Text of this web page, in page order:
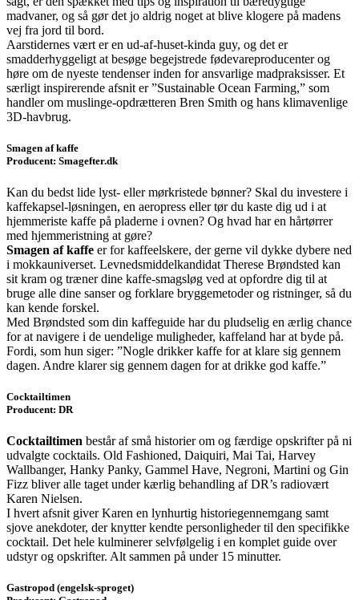
madvaner, og så gør det jo aldrig noget at blive klogere på madens
vej fra jord til bord.
Aarstidernes vært er en ud-af-huset-kinda guy, og det er
smadderhyggeligt at besøge begejstrede fødevareproducenter og
høre om de nyeste tendenser inden for ansvarlige madpraksisser. Et
særligt inspirerende afsnit er ”Sustainable Ocean Farming,” som
handler om muslinge-opdrætteren Bren Smith og hans klimavenlige
3D-havbrug.
Smagen af kaffe
Producent: Smagefter.dk
Kan du bedst lide lyst- eller mørkristede bønner? Skal du investere i
kaffekapsel-løsningen, en aeropress eller tør du kaste dig ud i at
hjemmeriste kaffe på pladerne i ovnen? Og hvad har en hårtørrer
med hjemmeristning at gøre?
Smagen af kaffe er for kaffeelskere, der gerne vil dykke dybere ned
i mokkauniverset. Levnedsmiddelkandidat Therese Brøndsted kan
sit kram og træner dine kaffe-smagsløg ved at opfordre dig til at
bruge alle dine sanser og forklare bryggemetoder og ristninger, så du
kan kende forskel.
Med Brøndsted som din kaffeguide har du pludselig en ærlig chance
for at navigere i de uendelige muligheder, kaffeland har at byde på.
Fordi, som hun siger: ”Nogle drikker kaffe for at klare sig gennem
dagen. Andre klarer sig gennem dagen for at drikke god kaffe.”
Cocktailtimen
Producent: DR
Cocktailtimen består af små historier om og færdige opskrifter på ni
udvalgte cocktails. Old Fashioned, Daiquiri, Mai Tai, Harvey
Wallbanger, Hanky Panky, Gammel Have, Negroni, Martini og Gin
Fizz bliver alle taget under kærlig behandling af DR’s radiovært
Karen Nielsen.
I hvert afsnit giver Karen en lynhurtig historiegennemgang samt
sjove anekdoter, der knytter kendte personligheder til den specifikke
cocktail. Det hele kulminerer selvfølgelig i en komplet guide over
udstyr og opskrifter. Alt sammen på under 15 minutter.
Gastropod (engelsk-sproget)